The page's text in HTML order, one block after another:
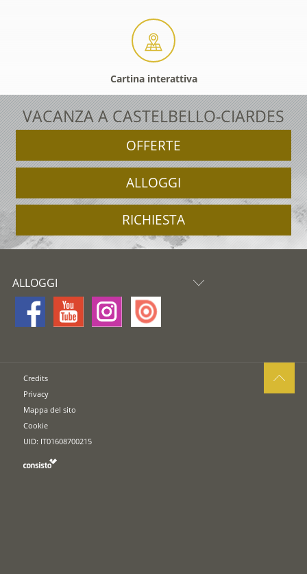
Cartina interattiva
VACANZA A CASTELBELLO-CIARDES
OFFERTE
ALLOGGI
RICHIESTA
ALLOGGI
Credits
Privacy
Mappa del sito
Cookie
UID: IT01608700215